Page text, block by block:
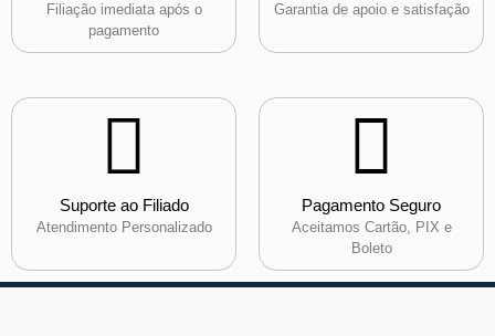
Filiação imediata após o
pagamento
Garantia de apoio e satisfação
Suporte ao Filiado
Atendimento Personalizado
Pagamento Seguro
Aceitamos Cartão, PIX e
Boleto